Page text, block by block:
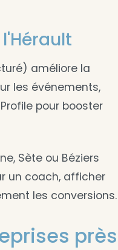
améliore la
les événements,
pour booster
Sète ou Béziers
un coach, afficher
les conversions.
près